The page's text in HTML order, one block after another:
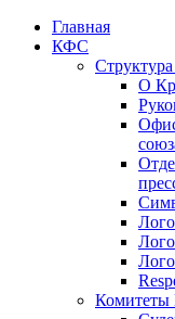
Главная
КФС
О
Комитеты